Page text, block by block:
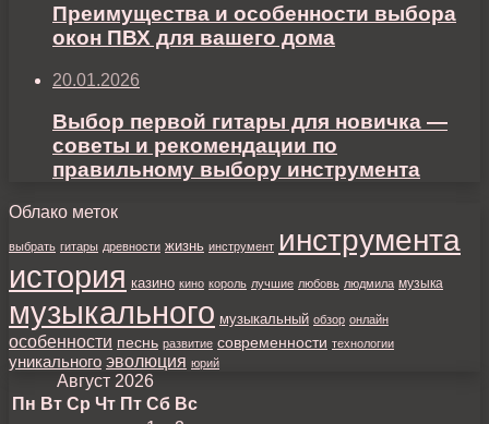
Преимущества и особенности выбора
окон ПВХ для вашего дома
20.01.2026
Выбор первой гитары для новичка —
советы и рекомендации по
правильному выбору инструмента
Облако меток
выбрать гитары древности жизнь инструмент инструмента
история казино кино король лучшие любовь людмила музыка
музыкального музыкальный обзор онлайн
особенности песнь развитие современности технологии
уникального эволюция юрий
Август 2026
Пн Вт Ср Чт Пт Сб Вс